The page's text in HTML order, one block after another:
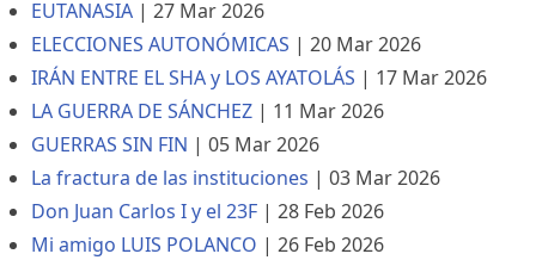
EUTANASIA | 27 Mar 2026
ELECCIONES AUTONÓMICAS | 20 Mar 2026
IRÁN ENTRE EL SHA y LOS AYATOLÁS | 17 Mar 2026
LA GUERRA DE SÁNCHEZ | 11 Mar 2026
GUERRAS SIN FIN | 05 Mar 2026
La fractura de las instituciones | 03 Mar 2026
Don Juan Carlos I y el 23F | 28 Feb 2026
Mi amigo LUIS POLANCO | 26 Feb 2026